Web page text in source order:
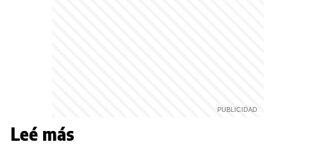
Leé más